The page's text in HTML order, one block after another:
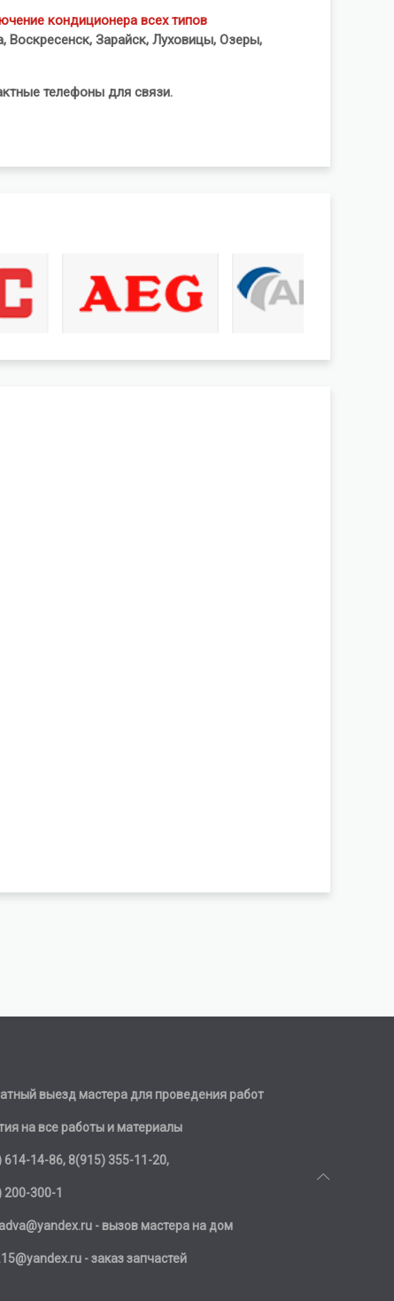
кондиционера всех типов
Воскресенск, Зарайск, Луховицы, Озеры,
телефоны для связи.
выезд мастера для проведения работ
на все работы и материалы
614-14-86, 8(915) 355-11-20,
200-300-1
- вызов мастера на дом
- заказ запчастей